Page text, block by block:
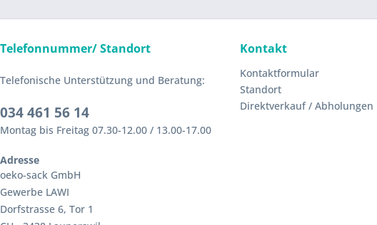
Telefonnummer/ Standort
Telefonische Unterstützung und Beratung:
034 461 56 14
Montag bis Freitag 07.30-12.00 / 13.00-17.00
Adresse
oeko-sack GmbH
Gewerbe LAWI
Dorfstrasse 6, Tor 1
Kontakt
Kontaktformular
Standort
Direktverkauf / Abholungen